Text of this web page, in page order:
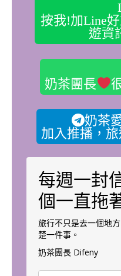
按我!加Line
遊資
奶茶團長
奶茶
加入推播，
每週一封
個一直拖
旅行不只是去一個地
楚一件事。
奶茶團長 Difeny